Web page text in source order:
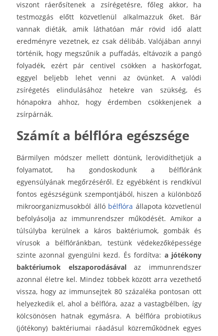
viszont ráerősítenek a zsírégetésre, főleg akkor, ha
testmozgás előtt közvetlenül alkalmazzuk őket. Bár
vannak diéták, amik láthatóan már rövid idő alatt
eredményre vezetnek, ez csak délibáb. Valójában annyi
történik, hogy megszűnik a puffadás, eltávozik a pangó
folyadék, ezért pár centivel csökken a haskörfogat,
eggyel beljebb lehet venni az övünket. A valódi
zsírégetés elindulásához hetekre van szükség, és
hónapokra ahhoz, hogy érdemben csökkenjenek a
zsírpárnák.
Számít a bélflóra egészsége
Bármilyen módszer mellett döntünk, lerövidíthetjük a
folyamatot, ha gondoskodunk a bélflóránk
egyensúlyának megőrzéséről. Ez egyébként is rendkívül
fontos egészségünk szempontjából, hiszen a különböző
mikroorganizmusokból álló bélflóra állapota közvetlenül
befolyásolja az immunrendszer működését. Amikor a
túlsúlyba kerülnek a káros baktériumok, gombák és
vírusok a bélflóránkban, testünk védekezőképessége
szinte azonnal gyengülni kezd. És fordítva: a jótékony
baktériumok elszaporodásávalaz immunrendszer
azonnal életre kel. Mindez többek között arra vezethető
vissza, hogy az immunsejtek 80 százaléka pontosan ott
helyezkedik el, ahol a bélflóra, azaz a vastagbélben, így
kölcsönösen hatnak egymásra. A bélflóra probiotikus
(jótékony) baktériumai ráadásul közreműködnek egyes